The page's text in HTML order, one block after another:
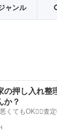
ャンル
の押し入れ整
か？
くてもOK🙆‍♀️査